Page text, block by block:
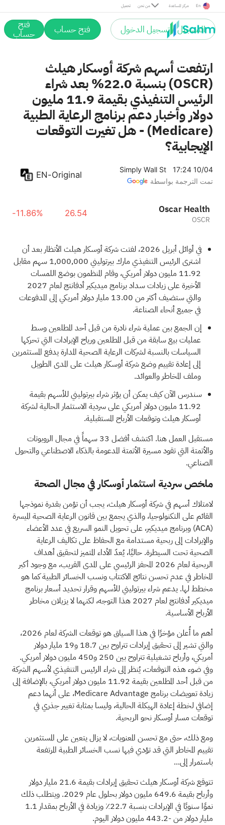
تحميل من نحن مركز المساعدة En
التسجيل / تسجيل الدخول فتح حساب فتح
حساب
ارتفعت أسهم شركة أوسكار هيلث
(OSCR) بنسبة 22.0% بعد شراء
الرئيس التنفيذي بقيمة 11.9 مليون
دولار وأخبار دعم برنامج الرعاية الطبية
(Medicare) - هل تغيرت التوقعات
الإيجابية؟
Simply Wall St
17:24 10/04
تمت الترجمة بواسطة
EN-Original
Oscar Health
OSCR
26.54
-11.86%
في أوائل أبريل 2026، لفتت شركة أوسكار هيلث الأنظار بعد أن
اشترى الرئيس التنفيذي مارك بيرتوليني 1,000,000 سهم مقابل
11.92 مليون دولار أمريكي، وقام المنظمون بوضع اللمسات
الأخيرة على زيادات سداد برنامج ميديكير أدفانتج لعام 2027
والتي ستضيف أكثر من 13.00 مليار دولار أمريكي إلى المدفوعات
في جميع أنحاء الصناعة.
إن الجمع بين عملية شراء نادرة من قبل أحد المطلعين وسط
عمليات بيع سابقة من قبل المطلعين ورياح الإيرادات التي تحركها
السياسات بالنسبة لشركات الرعاية الصحية المدارة يدفع المستثمرين
إلى إعادة تقييم وضع شركة أوسكار هيلث على المدى الطويل
وملف المخاطر والعوائد.
سندرس الآن كيف يمكن أن يؤثر شراء بيرتوليني للأسهم بقيمة
11.92 مليون دولار أمريكي على سردية الاستثمار الحالية لشركة
أوسكار هيلث وتوقعات الأرباح المستقبلية.
مستقبل العمل هنا. اكتشف
أفضل 33 سهماً في مجال الروبوتات
والأتمتةالتي تقود مسيرة الأتمتة المدعومة بالذكاء الاصطناعي والتحول
الصناعي.
ملخص سردية استثمار أوسكار في مجال الصحة
لامتلاك أسهم في شركة أوسكار هيلث، يجب أن تؤمن بقدرة نموذجها
القائم على التكنولوجيا، والذي يجمع بين قانون الرعاية الصحية الميسرة
(ACA) وبرنامج ميديكير، على تحويل النمو السريع في عدد الأعضاء
والإيرادات إلى ربحية مستدامة مع الحفاظ على تكاليف الرعاية
الصحية تحت السيطرة. حاليًا، يُعدّ الأداء المتميز لتحقيق أهداف
الربحية لعام 2026 المحفز الرئيسي على المدى القريب، مع وجود أكبر
المخاطر في عدم تحسن نتائج الاكتتاب ونسب الخسائر الطبية كما هو
مخطط لها. يدعم شراء بيرتوليني للأسهم وقرار تحديد أسعار برنامج
ميديكير أدفانتج لعام 2027 هذا التوجه، لكنهما لا يزيلان مخاطر
الأرباح الأساسية.
أهم ما أُعلن مؤخرًا في هذا السياق هو توقعات الشركة لعام 2026،
والتي تشير إلى تحقيق إيرادات تتراوح بين 18.7 و19 مليار دولار
أمريكي، وأرباح تشغيلية تتراوح بين 250 و450 مليون دولار أمريكي.
وفي ضوء هذه التوقعات، يُنظر إلى شراء الرئيس التنفيذي لأسهم الشركة
من قبل أحد المطلعين بقيمة 11.92 مليون دولار أمريكي، بالإضافة إلى
زيادة تعويضات برنامج Medicare Advantage، على أنهما دعم
إضافي لخطة إعادة الهيكلة الحالية، وليسا بمثابة تغيير جذري في
توقعات مسار أوسكار نحو الربحية.
ومع ذلك، حتى مع تحسن المعنويات، لا يزال يتعين على المستثمرين
تقييم المخاطر التي قد تؤدي فيها نسب الخسائر الطبية المرتفعة
باستمرار إلى...
تتوقع شركة أوسكار هيلث تحقيق إيرادات بقيمة 21.6 مليار دولار
وأرباح بقيمة 649.6 مليون دولار بحلول عام 2029. ويتطلب ذلك
نموًا سنويًا في الإيرادات بنسبة 22.7٪ وزيادة في الأرباح بمقدار 1.1
مليار دولار من -443.2 مليون دولار اليوم.